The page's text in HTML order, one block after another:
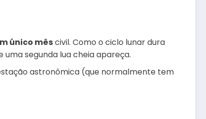
único mêscivil. Como o ciclo lunar dura
uma segunda lua cheia apareça.
astronômica (que normalmente tem